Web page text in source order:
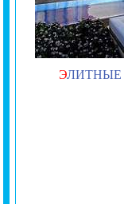
ЭЛИТНЫЕ